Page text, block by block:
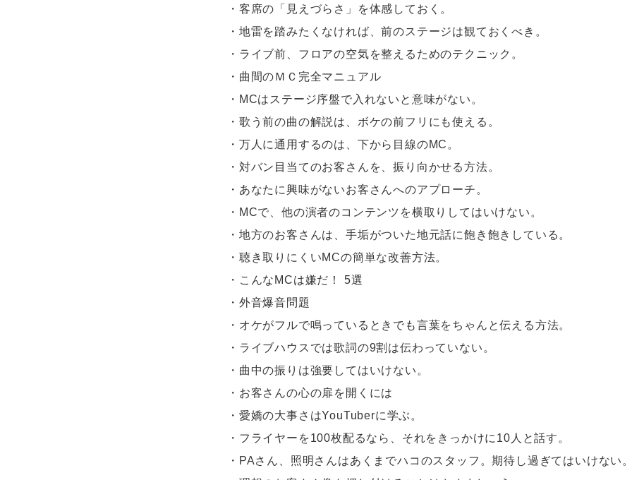
・客席の「見えづらさ」を体感しておく。
・地雷を踏みたくなければ、前のステージは観ておくべき。
・ライブ前、フロアの空気を整えるためのテクニック。
・曲間のＭＣ完全マニュアル
・MCはステージ序盤で入れないと意味がない。
・歌う前の曲の解説は、ボケの前フリにも使える。
・万人に通用するのは、下から目線のMC。
・対バン目当てのお客さんを、振り向かせる方法。
・あなたに興味がないお客さんへのアプローチ。
・MCで、他の演者のコンテンツを横取りしてはいけない。
・地方のお客さんは、手垢がついた地元話に飽き飽きしている。
・聴き取りにくいMCの簡単な改善方法。
・こんなMCは嫌だ！ 5選
・外音爆音問題
・オケがフルで鳴っているときでも言葉をちゃんと伝える方法。
・ライブハウスでは歌詞の9割は伝わっていない。
・曲中の振りは強要してはいけない。
・お客さんの心の扉を開くには
・愛嬌の大事さはYouTuberに学ぶ。
・フライヤーを100枚配るなら、それをきっかけに10人と話す。
・PAさん、照明さんはあくまでハコのスタッフ。期待し過ぎてはいけない。